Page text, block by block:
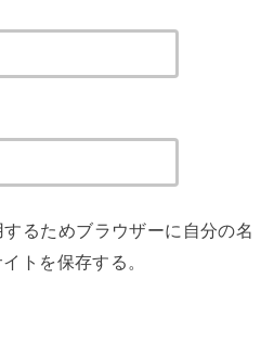
るためブラウザーに自分の名
トを保存する。